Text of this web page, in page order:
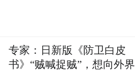
专家：日新版《防卫白皮
书》“贼喊捉贼”，想向外界